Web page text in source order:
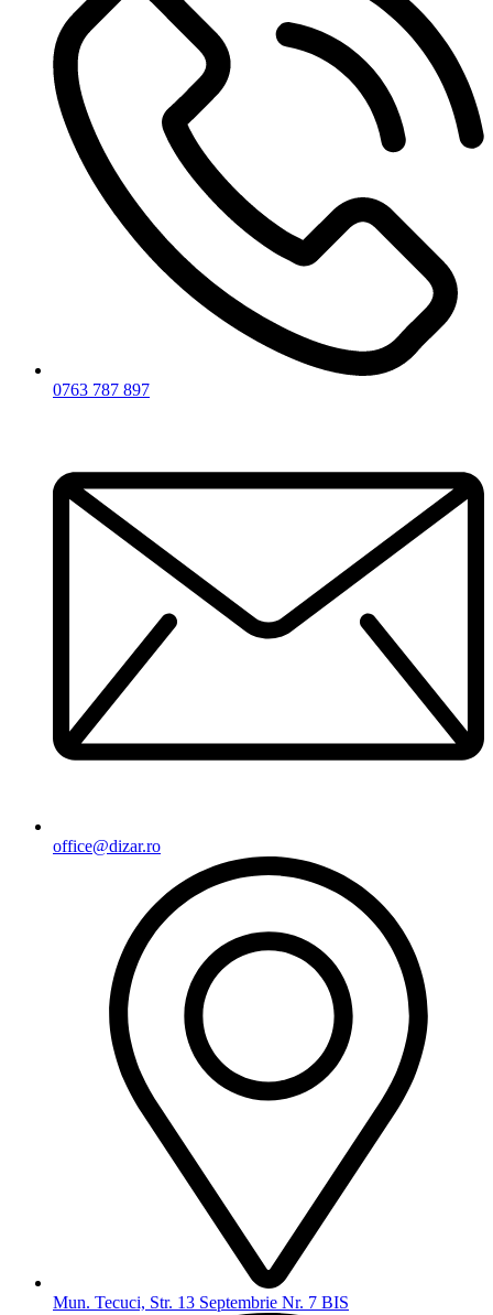
0763 787 897
office@dizar.ro
Mun. Tecuci, Str. 13 Septembrie Nr. 7 BIS